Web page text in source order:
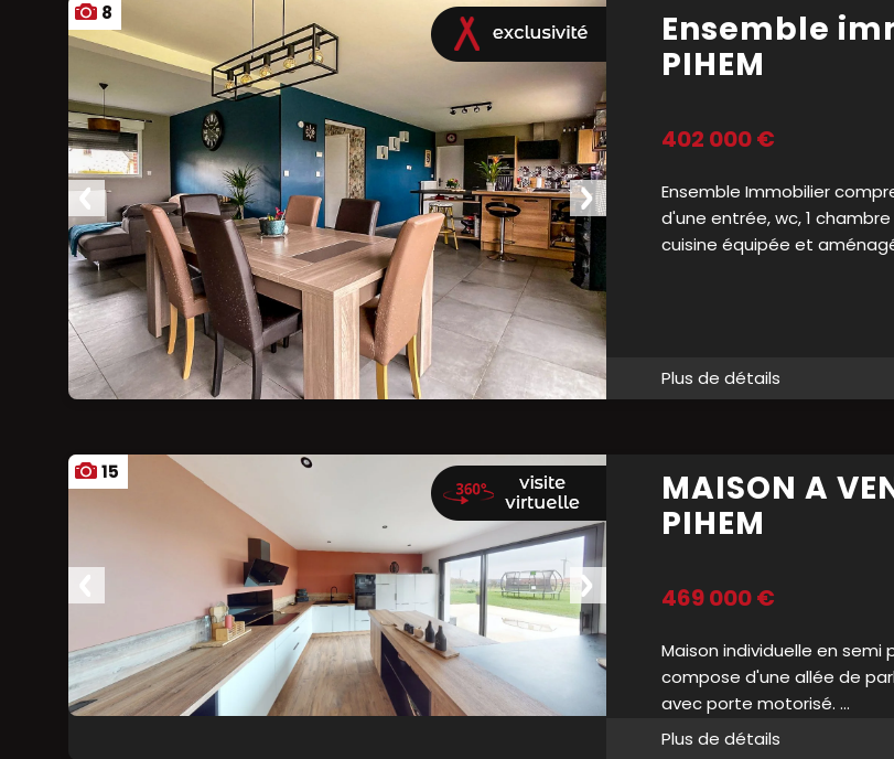
8
Ensemble
PIHEM
402 000 €
Ensemble Immobilier
d'une entrée, wc, 1
cuisine équipée et
Ajouter aux favoris Plus de détails
15
MAISON A
PIHEM
469 000 €
Maison individuelle en
compose d'une allée de
avec porte motorisé. ...
Plus de détails